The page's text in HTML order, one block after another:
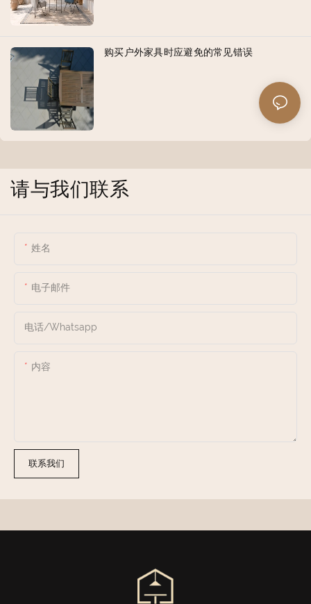
购买户外家具时应避免的常见错误
请与我们联系
姓名
电子邮件
电话/whatsapp
内容
联系我们